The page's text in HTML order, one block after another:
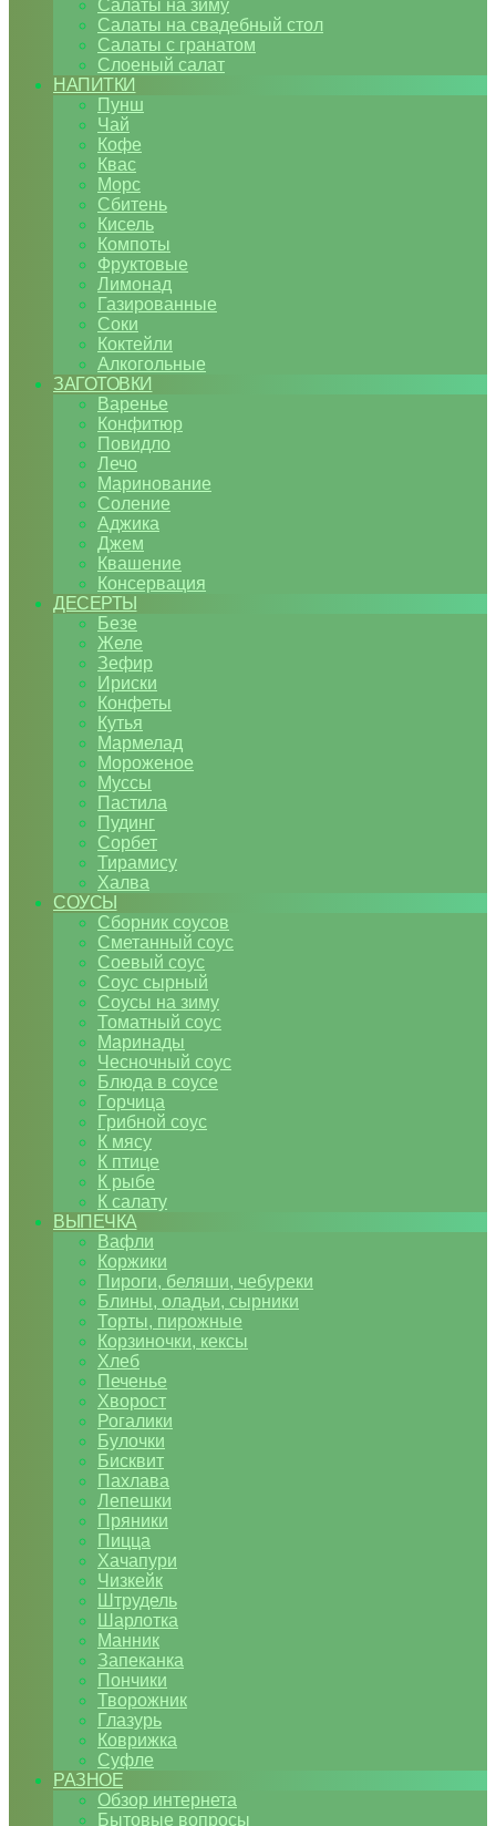
Салаты на зиму
Салаты на свадебный стол
Салаты с гранатом
Слоеный салат
НАПИТКИ
Пунш
Чай
Кофе
Квас
Морс
Сбитень
Кисель
Компоты
Фруктовые
Лимонад
Газированные
Соки
Коктейли
Алкогольные
ЗАГОТОВКИ
Варенье
Конфитюр
Повидло
Лечо
Маринование
Соление
Аджика
Джем
Квашение
Консервация
ДЕСЕРТЫ
Безе
Желе
Зефир
Ириски
Конфеты
Кутья
Мармелад
Мороженое
Муссы
Пастила
Пудинг
Сорбет
Тирамису
Халва
СОУСЫ
Сборник соусов
Сметанный соус
Соевый соус
Соус сырный
Соусы на зиму
Томатный соус
Маринады
Чесночный соус
Блюда в соусе
Горчица
Грибной соус
К мясу
К птице
К рыбе
К салату
ВЫПЕЧКА
Вафли
Коржики
Пироги, беляши, чебуреки
Блины, оладьи, сырники
Торты, пирожные
Корзиночки, кексы
Хлеб
Печенье
Хворост
Рогалики
Булочки
Бисквит
Пахлава
Лепешки
Пряники
Пицца
Хачапури
Чизкейк
Штрудель
Шарлотка
Манник
Запеканка
Пончики
Творожник
Глазурь
Коврижка
Суфле
РАЗНОЕ
Обзор интернета
Бытовые вопросы